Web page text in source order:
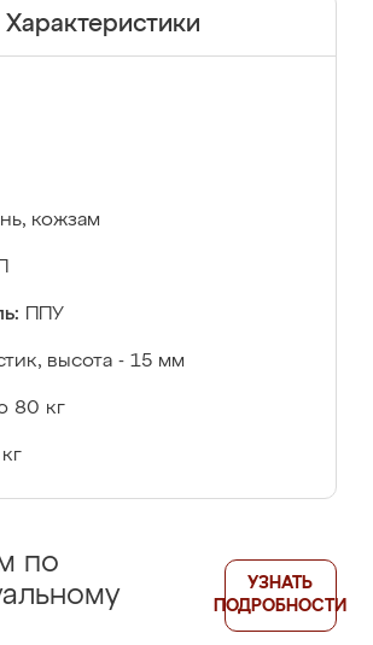
Характеристики
кожзам
ППУ
высота - 15 мм
80 кг
по
УЗНАТЬ
ПОДРОБНОСТИ